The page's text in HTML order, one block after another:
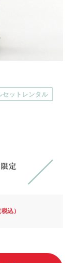
セットレンタル
税込）